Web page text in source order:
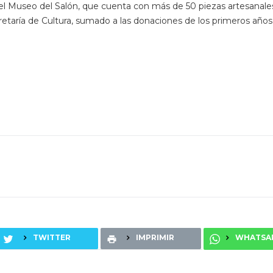
del Salón, que cuenta con más de 50 piezas
de Cultura, sumado a las donaciones de los primeros años
TWITTER IMPRIMIR